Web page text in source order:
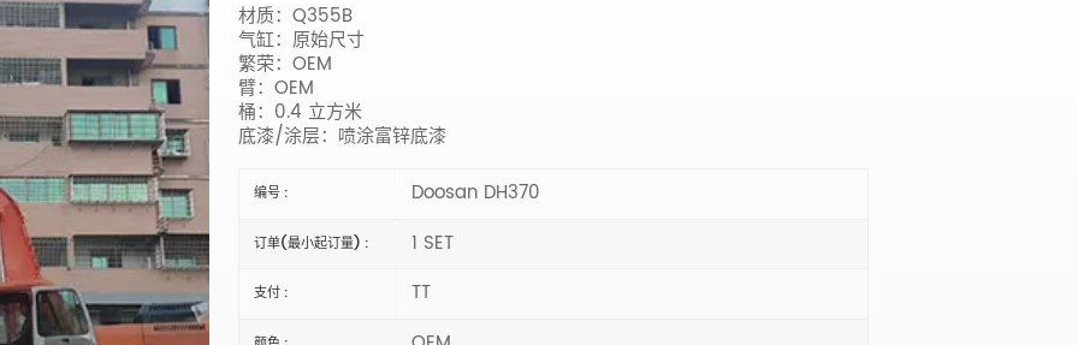
材质：Q355B
气缸：原始尺寸
繁荣：OEM
臂：OEM
桶：0.4 立方米
底漆/涂层：喷涂富锌底漆
编号 : Doosan DH370
订单(最小起订量) : 1 SET
支付 : TT